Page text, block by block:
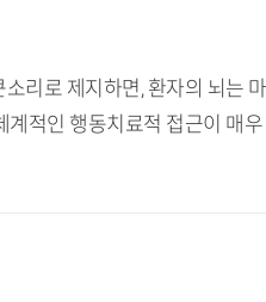
리로 제지하면, 환자의 뇌는
적인 행동치료적 접근이 매